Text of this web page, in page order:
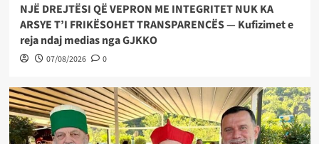
NJË DREJTËSI QË VEPRON ME INTEGRITET NUK KA
ARSYE T’I FRIKËSOHET TRANSPARENCËS — Kufizimet e
reja ndaj medias nga GJKKO
07/08/2026 0